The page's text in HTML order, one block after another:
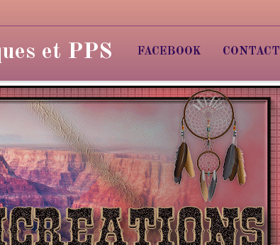
et PPS FACEBOOK CONTACT